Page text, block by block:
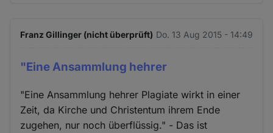
Franz Gillinger (nicht überprüft) Do. 13 Aug 2015 - 14:49
"Eine Ansammlung hehrer
"Eine Ansammlung hehrer Plagiate wirkt in einer
Zeit, da Kirche und Christentum ihrem Ende
zugehen, nur noch überflüssig." - Das ist